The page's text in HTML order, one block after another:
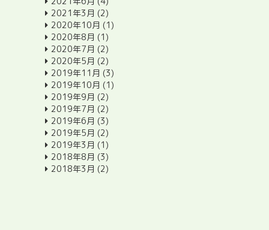
2021年3月 (2)
2020年10月 (1)
2020年8月 (1)
2020年7月 (2)
2020年5月 (2)
2019年11月 (3)
2019年10月 (1)
2019年9月 (2)
2019年7月 (2)
2019年6月 (3)
2019年5月 (2)
2019年3月 (1)
2018年8月 (3)
2018年3月 (2)